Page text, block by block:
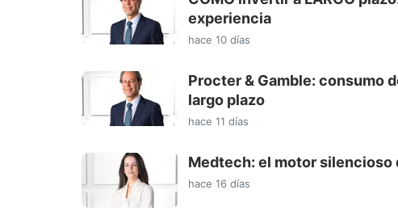
experiencia
hace 10 días
Procter & Gamble: consumo
largo plazo
hace 11 días
Medtech: el motor silencioso
hace 16 días